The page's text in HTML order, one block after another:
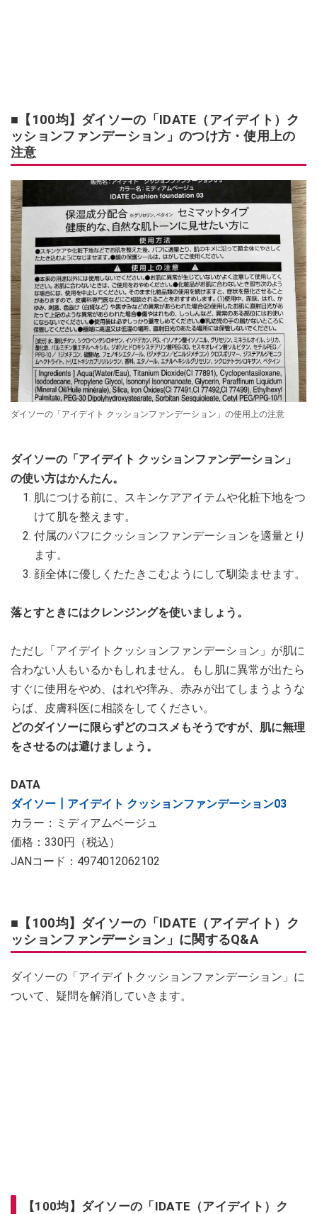
■【100均】ダイソーの「IDATE（アイデイト）ク
ッションファンデーション」のつけ方・使用上の
注意
ダイソーの「アイデイト クッションファンデーション」の使用上の注意
ダイソーの「アイデイト クッションファンデーション」
の使い方はかんたん。
肌につける前に、スキンケアアイテムや化粧下地をつ
けて肌を整えます。
付属のパフにクッションファンデーションを適量とり
ます。
顔全体に優しくたたきこむようにして馴染ませます。
落とすときにはクレンジングを使いましょう。
ただし「アイデイトクッションファンデーション」が肌に
合わない人もいるかもしれません。もし肌に異常が出たら
すぐに使用をやめ、はれや痒み、赤みが出てしまうような
らば、皮膚科医に相談をしてください。
どのダイソーに限らずどのコスメもそうですが、肌に無理
をさせるのは避けましょう。
DATA
ダイソー┃アイデイト クッションファンデーション03
カラー：ミディアムベージュ
価格：330円（税込）
JANコード：4974012062102
■【100均】ダイソーの「IDATE（アイデイト）ク
ッションファンデーション」に関するQ&A
ダイソーの「アイデイトクッションファンデーション」に
ついて、疑問を解消していきます。
【100均】ダイソーの「IDATE（アイデイト）ク